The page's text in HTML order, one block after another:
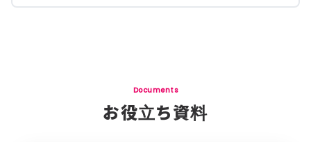
Documents
お役立ち資料